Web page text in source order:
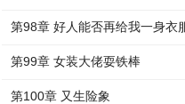
第98章 好人能否再给我一身衣
第99章 女装大佬耍铁棒
第100章 又生险象